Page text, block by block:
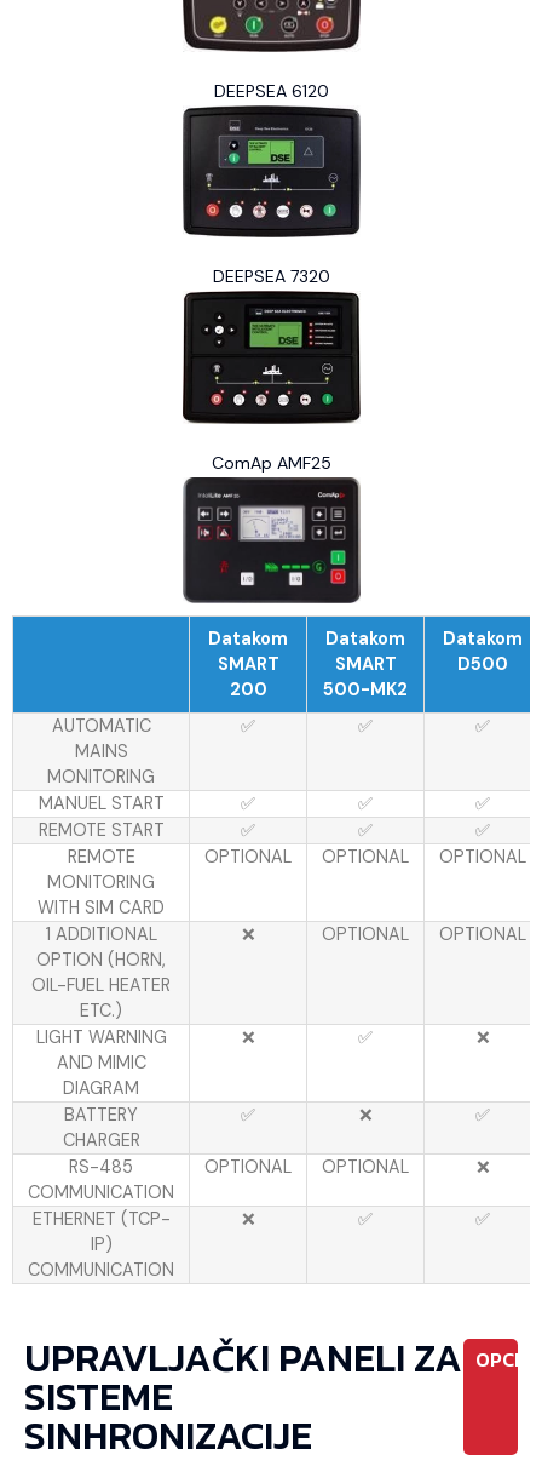
DEEPSEA 6120
DEEPSEA 7320
ComAp AMF25
Datakom
SMART
200
Datakom
SMART
500-MK2
Datakom
D500
AUTOMATIC
MAINS
MONITORING
✅ ✅ ✅
MANUEL START ✅ ✅
✅
REMOTE START
✅ ✅
✅
REMOTE
MONITORING
WITH SIM CARD
OPTIONAL OPTIONAL OPTIONAL
1 ADDITIONAL
OPTION (HORN,
OIL-FUEL HEATER
ETC.)
❌ OPTIONAL OPTIONAL
LIGHT WARNING
AND MIMIC
DIAGRAM
❌ ✅ ❌
BATTERY
CHARGER
✅ ❌ ✅
RS-485
COMMUNICATION
OPTIONAL OPTIONAL ❌
ETHERNET (TCP-
IP)
COMMUNICATION
❌ ✅ ✅
UPRAVLJAČKI PANELI ZA
SISTEME
SINHRONIZACIJE